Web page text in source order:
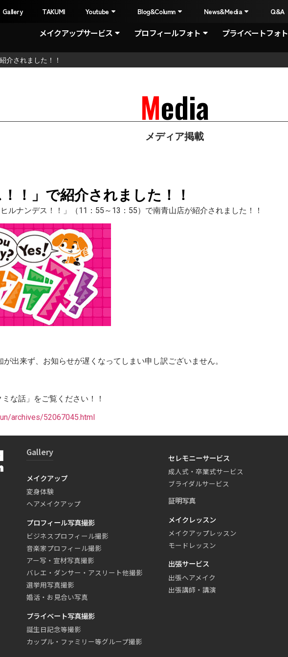
Gallery TAKUMI Youtube Blog&Column News&Media Q&A
メイクアップサービス プロフィールフォト プライベートフォト
介されました！！
Media
メディア掲載
！！」で紹介されました！！
ルナンデス！！」（11：55～13：55）で南青山店が紹介されました！！
出来ず、お知らせが遅くなってしまい申し訳ございません。
な話」をご覧ください！！
archives/52067045.html
Gallery
メイクアップ
変身体験
ヘアメイクアップ
プロフィール写真撮影
ビジネスプロフィール撮影
音楽家プロフィール撮影
アー写・宣材写真撮影
バレエ・ダンサー・アスリート他撮影
選挙用写真撮影
婚活・お見合い写真
プライベート写真撮影
誕生日記念等撮影
カップル・ファミリー等グループ撮影
セレモニーサービス
成人式・卒業式サービス
ブライダルサービス
証明写真
メイクレッスン
メイクアップレッスン
モードレッスン
出張サービス
出張ヘアメイク
出張講師・講演